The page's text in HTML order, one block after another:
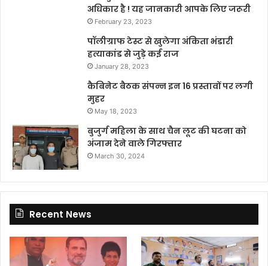
अधिकार है ! यह जानकारी आपके लिए जरूरी
February 23, 2023
पॉलीग्राफ टेस्ट से खुलेगा अंकिता भंडारी
हत्याकांड से जुड़े कई राज
January 28, 2023
कैबिनेट बैठक संपन्न इन 16 प्रस्तावों पर लगी
मुहर
May 18, 2023
बुजुर्ग महिला के साथ चैन लूट की घटना को
अंजाम देने वाले गिरफ्तार
March 30, 2024
Recent News